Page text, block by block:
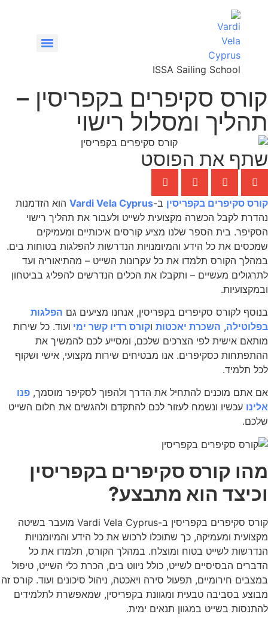
ISSA Sailing School
קורס סקיפרים בקפריסין –
תהליך ומסלול רישוי
שתף את הפוסט
קורס סקיפרים בקפריסין ב-Vardi Vela Cyprus הוא הזדמנות
נהדרת לקבל הכשרה מקצועית לשייט ולעבור את תהליך רישוי
הסקיפר. בית הספר שלנו מציע קורסים איכותיים ומעמיקים
שמכסים את כל הידע והמיומנויות הנדרשות להפלגות בטוחות בים.
במהלך הקורס תלמדו את כל עקרונות השייט – מהתיאוריה ועד
לתרגולים מעשיים – ותקבלו את הכלים הנדרשים להפליג בביטחון
ובמקצועיות.
בנוסף לקורס סקיפרים בקפריסין, אנחנו מציעים גם הפלגות
בפלוטילה, השכרת יאכטות וקורס רדיו קשר ימי ועוד. כל שירות
מותאם אישית לפי הצרכים שלכם, ומסייע לכם להמשיך את
ההתפתחות כסקיפרים. אנו מבטיחים שירות מקצועי, אישי ושקוף
לכל תלמיד.
אם אתם מוכנים להתחיל את הדרך ולהפוך לסקיפר מוסמך, פנו
אלינו עכשיו ונשמח לעזור לכם להתקדם ולהגשים את חלום השייט
שלכם.
מהו קורס סקיפרים בקפריסין
וכיצד הוא מתבצע?
קורס סקיפרים בקפריסין ב-Vardi Vela Cyprus מועבר בשיטה
מקצועית ומעמיקה, כך שתוכלו לרכוש את כל הידע והמיומנויות
הנדרשות לשייט בטוח ומוצלח. במהלך הקורס, תלמדו את כל
הדברים הבסיסיים לשייט, כולל ניווט בים, הכרת כלי השייט, טיפול
במצבים חירומיים, תפעול סירה ויאכטה, ניהול סיכונים ועוד. קורס זה
מבוצע בסביבה טבעית ומגוונת בקפריסין, שמאפשרת לתלמידים
להתנסות בשייט במגוון תנאים ימית.